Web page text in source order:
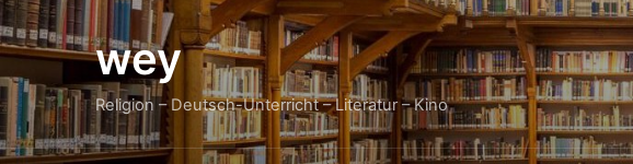
wey
Religion – Deutsch-Unterricht – Literatur – Kino